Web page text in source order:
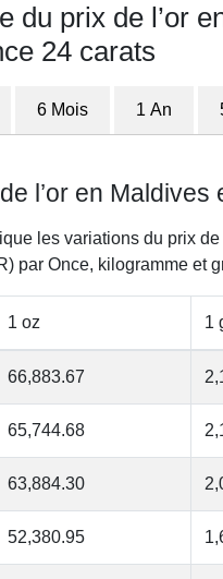
du prix de l’or
24 carats
6 Mois 1 An
l’or en
les variations du prix
par Once, kilogramme et
1 oz 1
66,883.67
65,744.68
63,884.30
52,380.95